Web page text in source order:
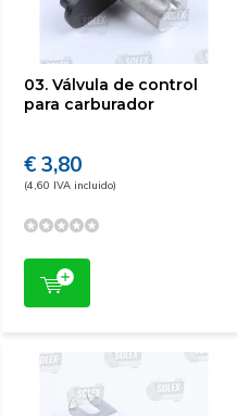
03. Válvula de control
para carburador
€ 3,80
(4,60 IVA incluido)